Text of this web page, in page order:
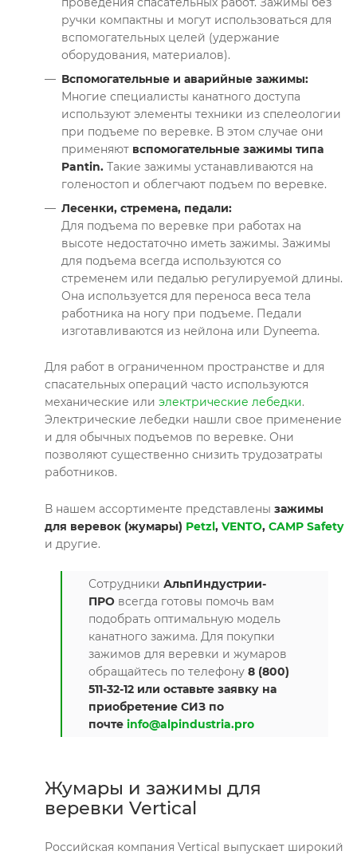
ручки компактны и могут использоваться для
вспомогательных целей (удержание
оборудования, материалов).
Вспомогательные и аварийные зажимы:
Многие специалисты канатного доступа
используют элементы техники из спелеологии
при подъеме по веревке. В этом случае они
применяют вспомогательные зажимы типа
Pantin. Такие зажимы устанавливаются на
голеностоп и облегчают подъем по веревке.
Лесенки, стремена, педали:
Для подъема по веревке при работах на
высоте недостаточно иметь зажимы. Зажимы
для подъема всегда используются со
стременем или педалью регулируемой длины.
Она используется для переноса веса тела
работника на ногу при подъеме. Педали
изготавливаются из нейлона или Dyneema.
Для работ в ограниченном пространстве и для
спасательных операций часто используются
механические или электрические лебедки.
Электрические лебедки нашли свое применение
и для обычных подъемов по веревке. Они
позволяют существенно снизить трудозатраты
работников.
В нашем ассортименте представлены зажимы
для веревок (жумары) Petzl, VENTO, CAMP Safety
и другие.
Сотрудники АльпИндустрии-
ПРО всегда готовы помочь вам
подобрать оптимальную модель
канатного зажима. Для покупки
зажимов для веревки и жумаров
обращайтесь по телефону 8 (800)
511-32-12 или оставьте заявку на
приобретение СИЗ по
почте info@alpindustria.pro
Жумары и зажимы для
веревки Vertical
Российская компания Vertical выпускает широкий